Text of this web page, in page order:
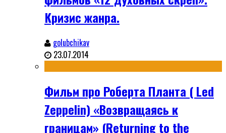
Кризис жанра.
golubchikav
23.07.2014
Фильм про Роберта Планта ( Led
Zeppelin) «Возвращаясь к
границам» (Returning to the